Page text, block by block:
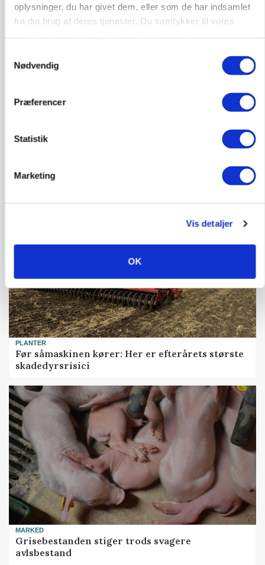
oplysninger, du har givet dem, eller som de har indsamlet
fra din brug af deres tjenester. Du samtykker til vores
Nødvendig
Præferencer
Statistik
Marketing
Vis detaljer
OK
Snart kan man søge tilskud til naturprojekter
PLANTER
Før såmaskinen kører: Her er efterårets største
skadedyrsrisici
MARKED
Grisebestanden stiger trods svagere
avlsbestand